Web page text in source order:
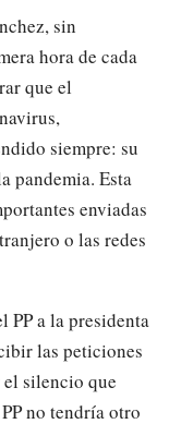
sin
hora de cada
que el
siempre: su
pandemia. Esta
enviadas
o las redes
PP a la presidenta
las peticiones
silencio que
no tendría otro